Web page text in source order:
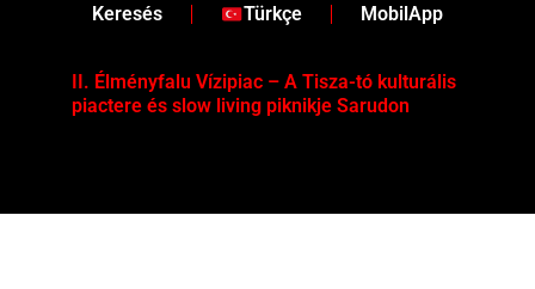
Keresés Türkçe MobilApp
II. Élményfalu Vízipiac – A Tisza-tó kulturális
piactere és slow living piknikje Sarudon